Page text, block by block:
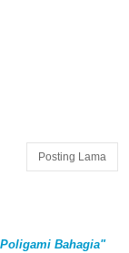
Posting Lama
Bahagia"